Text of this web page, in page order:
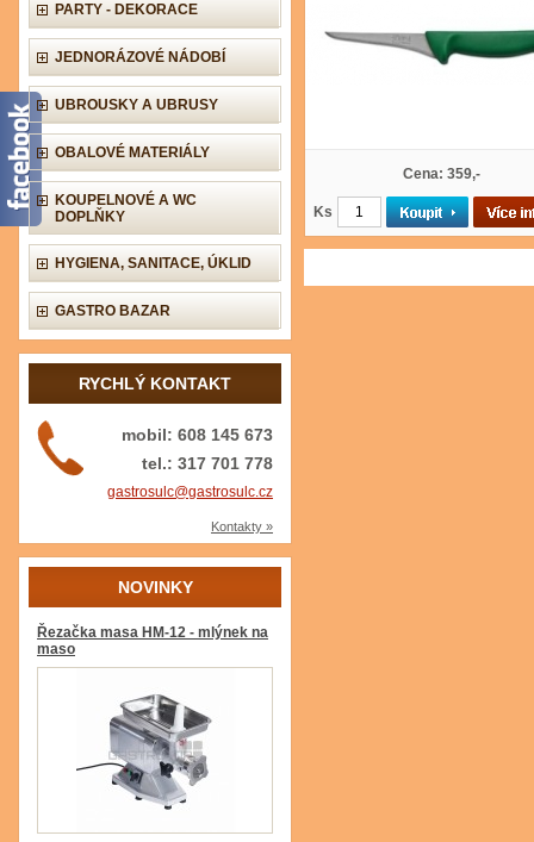
PARTY - DEKORACE
JEDNORÁZOVÉ NÁDOBÍ
UBROUSKY A UBRUSY
OBALOVÉ MATERIÁLY
KOUPELNOVÉ A WC
DOPLŇKY
HYGIENA, SANITACE, ÚKLID
GASTRO BAZAR
RYCHLÝ KONTAKT
mobil: 608 145 673
tel.: 317 701 778
gastrosulc@gastrosulc.cz
Kontakty »
NOVINKY
Řezačka masa HM-12 - mlýnek na
maso
Cena: 359,-
Ks